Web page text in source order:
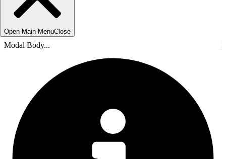
Open Main MenuClose
Modal Body...